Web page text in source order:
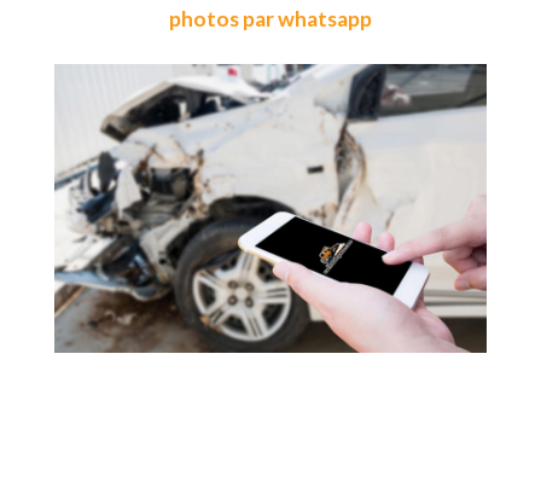
photos par whatsapp